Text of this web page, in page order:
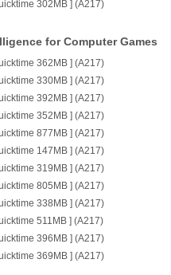
302MB ] (A217)
for Computer Games
362MB ] (A217)
330MB ] (A217)
392MB ] (A217)
352MB ] (A217)
877MB ] (A217)
147MB ] (A217)
319MB ] (A217)
805MB ] (A217)
338MB ] (A217)
511MB ] (A217)
396MB ] (A217)
369MB ] (A217)